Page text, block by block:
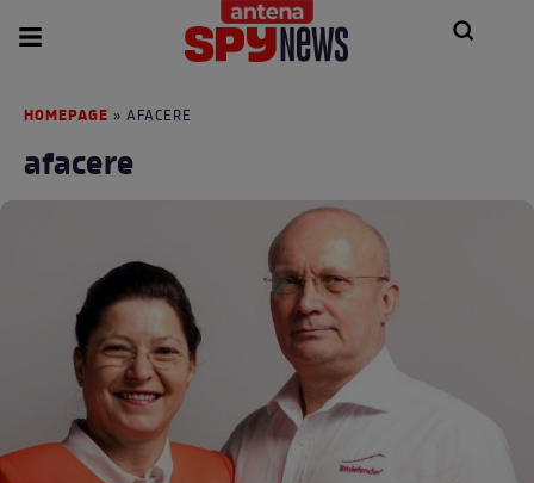
HOMEPAGE » AFACERE
afacere